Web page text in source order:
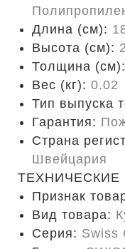
Длина (cм):
Высота (см): 2
Толщина (см):
Вес (кг): 0.02
Тип выпуска
Гарантия:
Страна
Швейцария
Признак
Вид товара:
Серия: Swiss